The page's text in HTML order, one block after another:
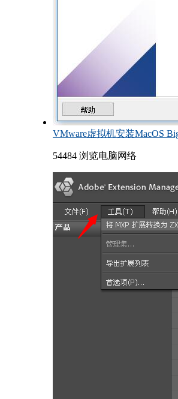
VMware虚拟机安装MacOS
54484 浏览电脑网络